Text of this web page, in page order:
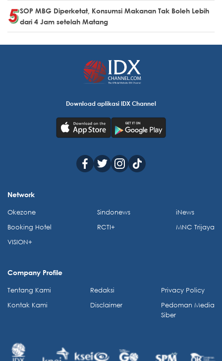
SOP MBG Diperketat, Konsumsi Makanan Tak Boleh Lebih
dari 4 Jam setelah Matang
Download aplikasi IDX Channel
Network
Okezone
Booking Hotel
VISION+
Sindonews
RCTI+
iNews
MNC Trijaya
Company Profile
Tentang Kami
Kontak Kami
Redaksi
Disclaimer
Privacy Policy
Pedoman Media
Siber